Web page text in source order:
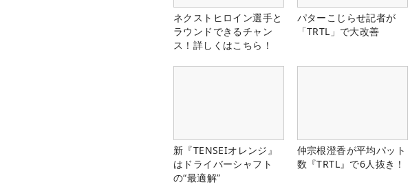
ネクストヒロイン選手と
ラウンドできるチャン
ス！詳しくはこちら！
パターこじらせ記者が
「TRTL」で大改善
新『TENSEIオレンジ』
はドライバーシャフト
の“最適解”
仲宗根澄香が平均パット
数『TRTL』で6人抜き！